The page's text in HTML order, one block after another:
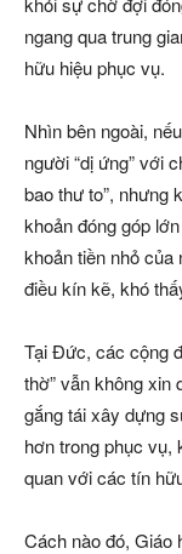
ngang qua trung
hữu hiệu phục vụ.
Nhìn bên ngoài,
người “dị ứng” với
bao thư to”, nhưng
khoản đóng góp
khoản tiền nhỏ của
điều kín kẽ, khó
Tại Đức, các cộng
thờ” vẫn không xin
gắng tái xây dựng
hơn trong phục vụ,
quan với các tín
Cách nào đó, Giáo